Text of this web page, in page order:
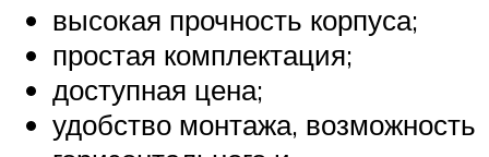
высокая прочность корпуса;
простая комплектация;
доступная цена;
удобство монтажа, возможность